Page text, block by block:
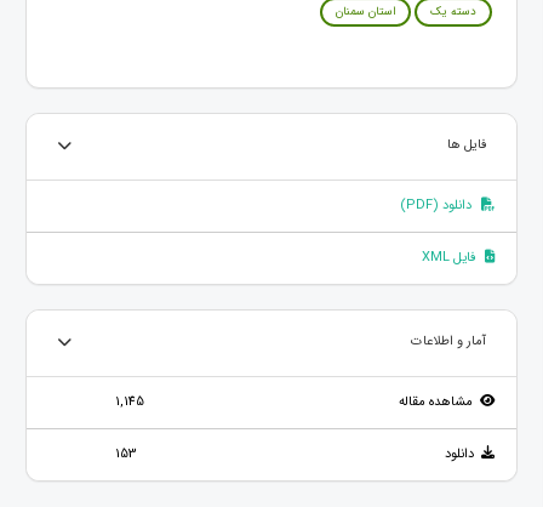
دسته یک
استان سمنان
فایل ها
دانلود (PDF)
فایل XML
آمار و اطلاعات
مشاهده مقاله 1,145
دانلود 153